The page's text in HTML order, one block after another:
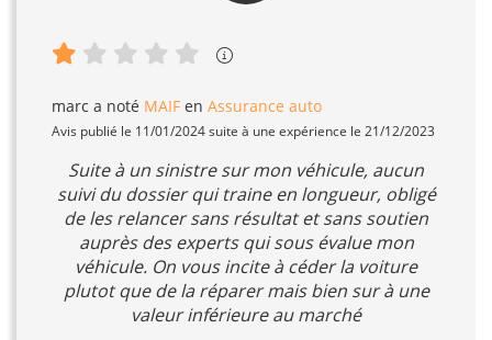
marc a noté MAIF en Assurance auto
Avis publié le 11/01/2024 suite à une expérience le 21/12/2023
Suite à un sinistre sur mon véhicule, aucun
suivi du dossier qui traine en longueur, obligé
de les relancer sans résultat et sans soutien
auprès des experts qui sous évalue mon
véhicule. On vous incite à céder la voiture
plutot que de la réparer mais bien sur à une
valeur inférieure au marché